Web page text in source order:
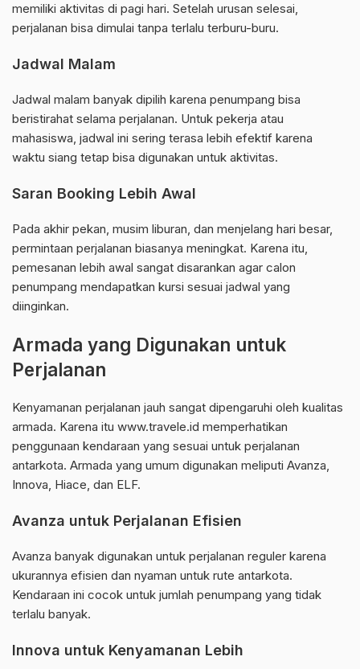
memiliki aktivitas di pagi hari. Setelah urusan selesai,
perjalanan bisa dimulai tanpa terlalu terburu-buru.
Jadwal Malam
Jadwal malam banyak dipilih karena penumpang bisa
beristirahat selama perjalanan. Untuk pekerja atau
mahasiswa, jadwal ini sering terasa lebih efektif karena
waktu siang tetap bisa digunakan untuk aktivitas.
Saran Booking Lebih Awal
Pada akhir pekan, musim liburan, dan menjelang hari besar,
permintaan perjalanan biasanya meningkat. Karena itu,
pemesanan lebih awal sangat disarankan agar calon
penumpang mendapatkan kursi sesuai jadwal yang
diinginkan.
Armada yang Digunakan untuk
Perjalanan
Kenyamanan perjalanan jauh sangat dipengaruhi oleh kualitas
armada. Karena itu www.travele.id memperhatikan
penggunaan kendaraan yang sesuai untuk perjalanan
antarkota. Armada yang umum digunakan meliputi Avanza,
Innova, Hiace, dan ELF.
Avanza untuk Perjalanan Efisien
Avanza banyak digunakan untuk perjalanan reguler karena
ukurannya efisien dan nyaman untuk rute antarkota.
Kendaraan ini cocok untuk jumlah penumpang yang tidak
terlalu banyak.
Innova untuk Kenyamanan Lebih